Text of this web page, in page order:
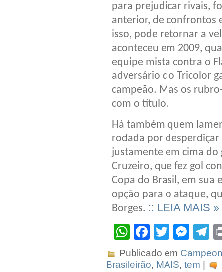
para prejudicar rivais,
anterior, de confrontos
isso, pode retornar a
aconteceu em 2009,
equipe mista contra o
adversário do Tricolor
campeão. Mas os
com o título.
Há também quem
rodada por
justamente em cima do
Cruzeiro, que fez gol
Copa do Brasil, em sua
opção para o ataque,
Borges. :: LEIA MAIS »
WhatsApp
Facebook
Twitter
Publicado em
Brasileirão, MAIS, tem